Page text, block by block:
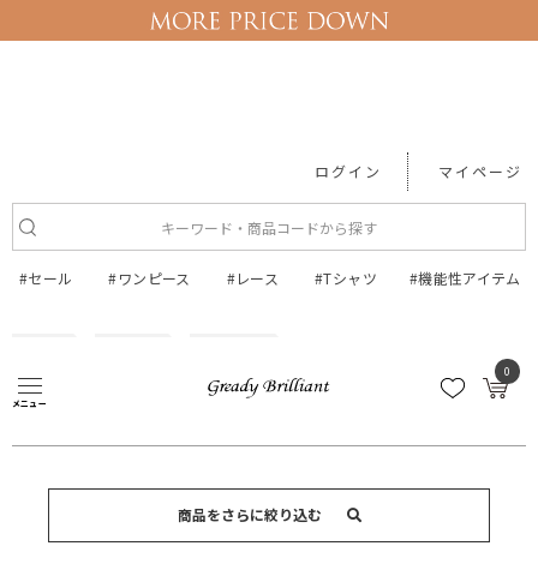
メニュー
0
ログイン マイページ
#セール #ワンピース #レース #Tシャツ #機能性アイテム
カットソー
商品をさらに絞り込む